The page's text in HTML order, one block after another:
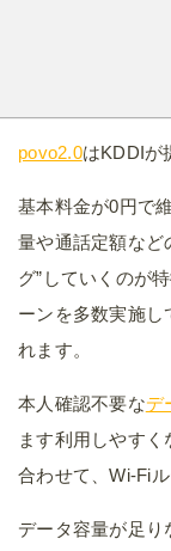
povo2.0はKDDIが
基本料金が0円で
量や通話定額など
グ”していくのが
ーンを多数実施
れます。
本人確認不要なデ
ます利用しやす
合わせて、Wi-Fi
データ容量が足り